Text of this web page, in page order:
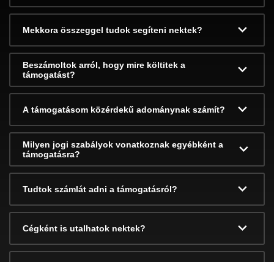
Mekkora összeggel tudok segíteni nektek?
Beszámoltok arról, hogy mire költitek a
támogatást?
A támogatásom közérdekű adománynak számít?
Milyen jogi szabályok vonatkoznak egyébként a
támogatásra?
Tudtok számlát adni a támogatásról?
Cégként is utalhatok nektek?